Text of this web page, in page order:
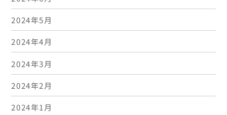
2024年5月
2024年4月
2024年3月
2024年2月
2024年1月